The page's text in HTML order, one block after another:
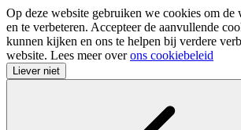
Op deze website gebruiken we cookies om de
en te verbeteren. Accepteer de aanvullende
kunnen kijken en ons te helpen bij verdere
website. Lees meer overons cookiebeleid
Liever niet